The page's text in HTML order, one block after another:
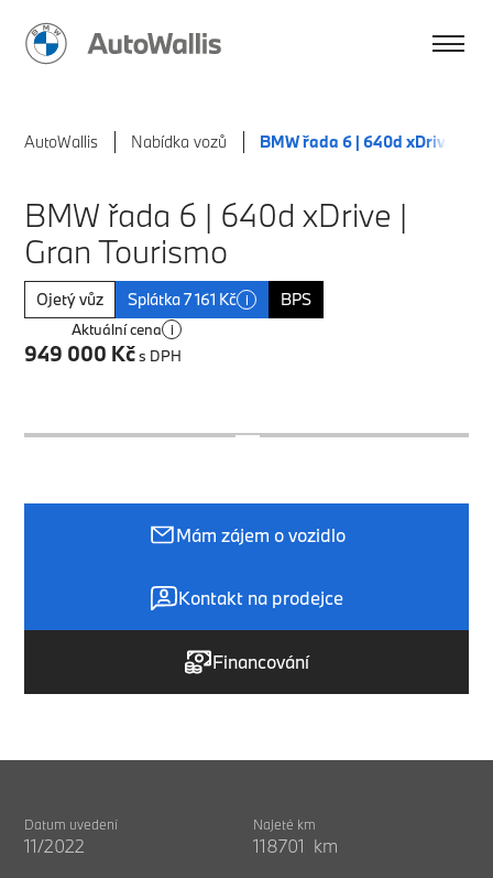
AutoWallis Nabídka vozů BMW řada 6 | 640d xDrive |
BMW řada 6 | 640d xDrive |
Gran Tourismo
Ojetý vůz Splátka 7 161 Kč i BPS
Aktuální cena i
949 000 Kčs DPH
Mám zájem o vozidlo
Kontakt na prodejce
Financování
Datum uvedení
11/2022
Najeté km
118701 km